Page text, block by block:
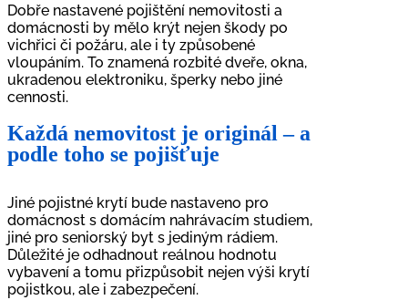
Dobře nastavené pojištění nemovitosti a
domácnosti by mělo krýt nejen škody po
vichřici či požáru, ale i ty způsobené
vloupáním. To znamená rozbité dveře, okna,
ukradenou elektroniku, šperky nebo jiné
cennosti.
Každá nemovitost je originál – a
podle toho se pojišťuje
Jiné pojistné krytí bude nastaveno pro
domácnost s domácím nahrávacím studiem,
jiné pro seniorský byt s jediným rádiem.
Důležité je odhadnout reálnou hodnotu
vybavení a tomu přizpůsobit nejen výši krytí
pojistkou, ale i zabezpečení.